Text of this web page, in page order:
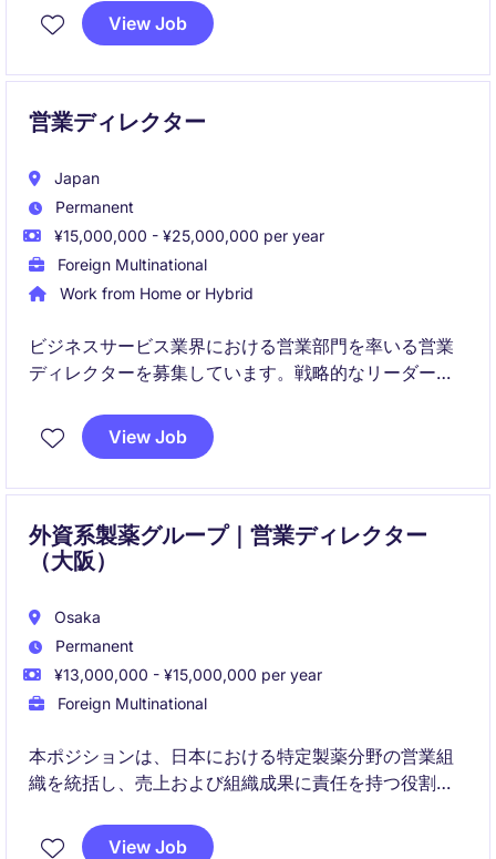
ションです。ディストリビューターとの協業を通じ
て、複数産業における市場成長と売上拡大を推進しま
View Job
営業ディレクター
Japan
Permanent
¥15,000,000 - ¥25,000,000 per year
Foreign Multinational
Work from Home or Hybrid
ビジネスサービス業界における営業部門を率いる営業
ディレクターを募集しています。戦略的なリーダーシ
だきます。View Job
外資系製薬グループ｜営業ディレクター
（大阪）
Osaka
Permanent
¥13,000,000 - ¥15,000,000 per year
Foreign Multinational
本ポジションは、日本における特定製薬分野の営業組
織を統括し、売上および組織成果に責任を持つ役割で
持続的成長を推進していただきます。
View Job